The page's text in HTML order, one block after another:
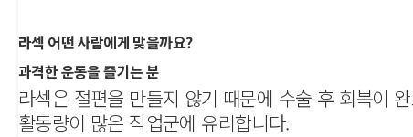
라섹 어떤 사람에게 맞을까요?
과격한 운동을 즐기는 분
라섹은 절편을 만들지 않기 때문에 수술 후 회복이
활동량이 많은 직업군에 유리합니다.